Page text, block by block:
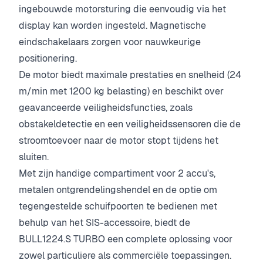
ingebouwde motorsturing die eenvoudig via het
display kan worden ingesteld. Magnetische
eindschakelaars zorgen voor nauwkeurige
positionering.
De motor biedt maximale prestaties en snelheid (24
m/min met 1200 kg belasting) en beschikt over
geavanceerde veiligheidsfuncties, zoals
obstakeldetectie en een veiligheidssensoren die de
stroomtoevoer naar de motor stopt tijdens het
sluiten.
Met zijn handige compartiment voor 2 accu's,
metalen ontgrendelingshendel en de optie om
tegengestelde schuifpoorten te bedienen met
behulp van het SIS-accessoire, biedt de
BULL1224.S TURBO een complete oplossing voor
zowel particuliere als commerciële toepassingen.